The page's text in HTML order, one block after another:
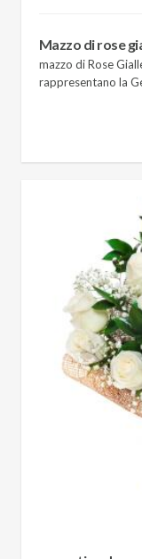
Mazzo di rose
mazzo di Rose
rappresentano la